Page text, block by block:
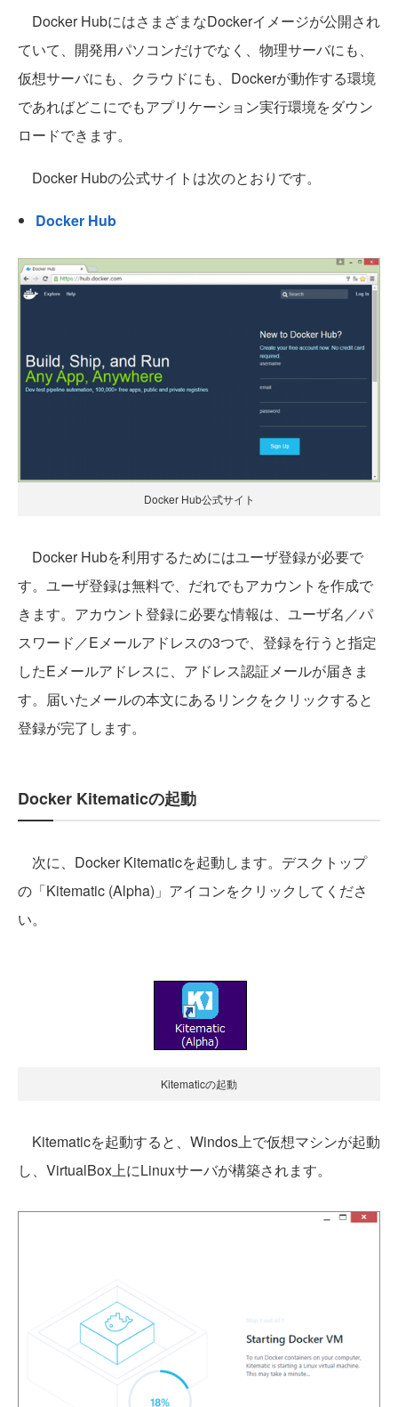
Docker HubにはさまざまなDockerイメージが公開され
ていて、開発用パソコンだけでなく、物理サーバにも、
仮想サーバにも、クラウドにも、Dockerが動作する環境
であればどこにでもアプリケーション実行環境をダウン
ロードできます。
Docker Hubの公式サイトは次のとおりです。
Docker Hub
Docker Hub公式サイト
Docker Hubを利用するためにはユーザ登録が必要で
す。ユーザ登録は無料で、だれでもアカウントを作成で
きます。アカウント登録に必要な情報は、ユーザ名／パ
スワード／Eメールアドレスの3つで、登録を行うと指定
したEメールアドレスに、アドレス認証メールが届きま
す。届いたメールの本文にあるリンクをクリックすると
登録が完了します。
Docker Kitematicの起動
次に、Docker Kitematicを起動します。デスクトップ
の「Kitematic (Alpha)」アイコンをクリックしてくださ
い。
Kitematicの起動
Kitematicを起動すると、Windos上で仮想マシンが起動
し、VirtualBox上にLinuxサーバが構築されます。